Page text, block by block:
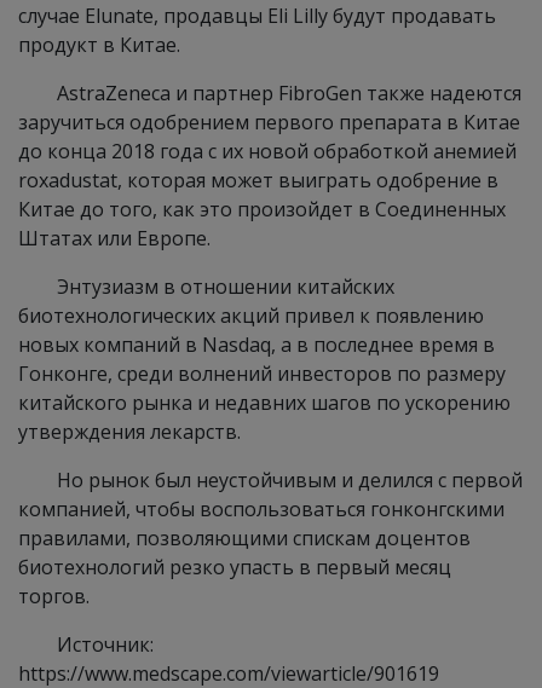
случае Elunate, продавцы Eli Lilly будут продавать
продукт в Китае.
AstraZeneca и партнер FibroGen также надеются
заручиться одобрением первого препарата в Китае
до конца 2018 года с их новой обработкой анемией
roxadustat, которая может выиграть одобрение в
Китае до того, как это произойдет в Соединенных
Штатах или Европе.
Энтузиазм в отношении китайских
биотехнологических акций привел к появлению
новых компаний в Nasdaq, а в последнее время в
Гонконге, среди волнений инвесторов по размеру
китайского рынка и недавних шагов по ускорению
утверждения лекарств.
Но рынок был неустойчивым и делился с первой
компанией, чтобы воспользоваться гонконгскими
правилами, позволяющими спискам доцентов
биотехнологий резко упасть в первый месяц
торгов.
Источник:
https://www.medscape.com/viewarticle/901619